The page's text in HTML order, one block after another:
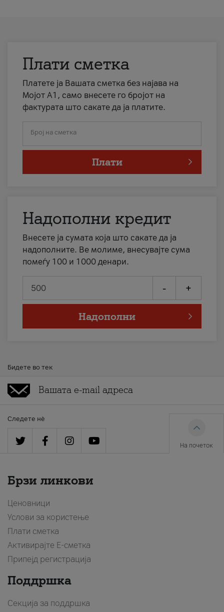
Плати сметка
Платете ја Вашата сметка без најава на
Мојот А1, само внесете го бројот на
фактурата што сакате да ја платите.
Број на сметка
Плати
Надополни кредит
Внесете ја сумата која што сакате да ја
надополните. Ве молиме, внесувајте сума
помеѓу 100 и 1000 денари.
- +
Надополни
Бидете во тек
Следете нè
На почеток
Брзи линкови
Ценовници
Услови за користење
Плати сметка
Активирајте Е-сметка
Припејд регистрација
Поддршка
Секција за поддршка